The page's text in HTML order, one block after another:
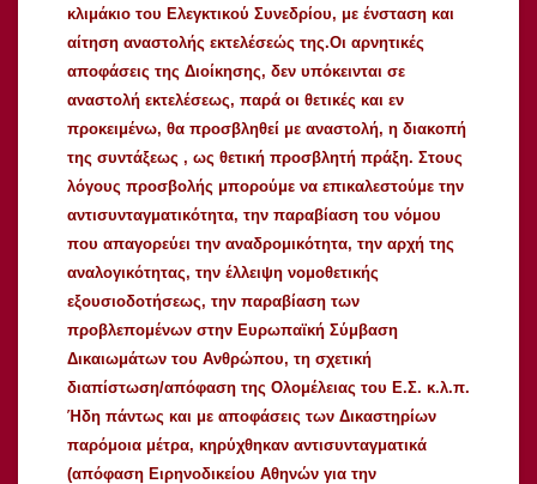
κλιμάκιο του Ελεγκτικού Συνεδρίου, με ένσταση και
αίτηση αναστολής εκτελέσεώς της.Οι αρνητικές
αποφάσεις της Διοίκησης, δεν υπόκεινται σε
αναστολή εκτελέσεως, παρά οι θετικές και εν
προκειμένω, θα προσβληθεί με αναστολή, η διακοπή
της συντάξεως , ως θετική προσβλητή πράξη. Στους
λόγους προσβολής μπορούμε να επικαλεστούμε την
αντισυνταγματικότητα, την παραβίαση του νόμου
που απαγορεύει την αναδρομικότητα, την αρχή της
αναλογικότητας, την έλλειψη νομοθετικής
εξουσιοδοτήσεως, την παραβίαση των
προβλεπομένων στην Ευρωπαϊκή Σύμβαση
Δικαιωμάτων του Ανθρώπου, τη σχετική
διαπίστωση/απόφαση της Ολομέλειας του Ε.Σ. κ.λ.π.
Ήδη πάντως και με αποφάσεις των Δικαστηρίων
παρόμοια μέτρα, κηρύχθηκαν αντισυνταγματικά
(απόφαση Ειρηνοδικείου Αθηνών για την